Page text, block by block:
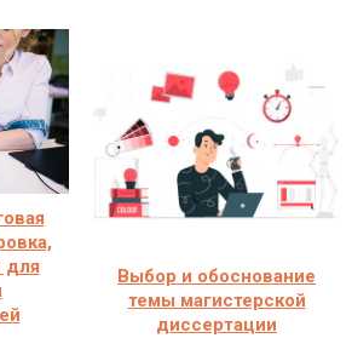
для
Выбор и обоснование
темы магистерской
диссертации